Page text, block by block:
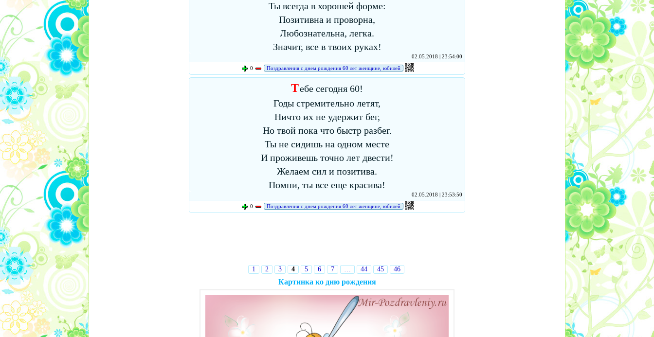
Ты всегда в хорошей форме:
Позитивна и проворна,
Любознательна, легка.
Значит, все в твоих руках!
02.05.2018 | 23:54:00
0
Поздравления с днем рождения 60 лет женщине, юбилей
Тебе сегодня 60!
Годы стремительно летят,
Ничто их не удержит бег,
Но твой пока что быстр разбег.
Ты не сидишь на одном месте
И проживешь точно лет двести!
Желаем сил и позитива.
Помни, ты все еще красива!
02.05.2018 | 23:53:50
0
Поздравления с днем рождения 60 лет женщине, юбилей
1 2 3 4 5 6 7 … 44 45 46
Картинка ко дню рождения